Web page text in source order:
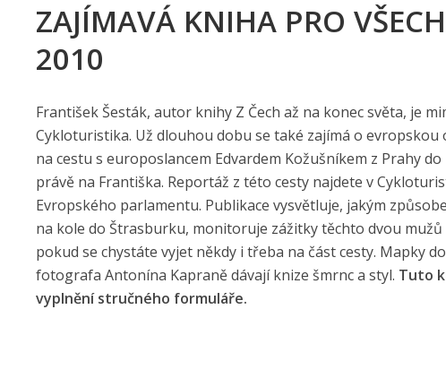
ZAJÍMAVÁ KNIHA PRO
2010
František Šesták, autor knihy Z Čech až na konec světa, je
Cykloturistika. Už dlouhou dobu se také zajímá o
na cestu s europoslancem Edvardem Kožušníkem z Prahy
právě na Františka. Reportáž z této cesty najdete v
Evropského parlamentu. Publikace vysvětluje, jakým
na kole do Štrasburku, monitoruje zážitky těchto dvou
pokud se chystáte vyjet někdy i třeba na část cesty. Mapky
fotografa Antonína Kapraně dávají knize šmrnc a styl. Tuto
vyplnění stručného formuláře.